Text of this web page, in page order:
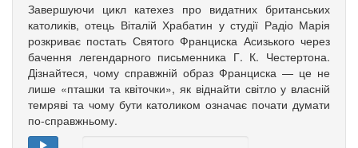
Завершуючи цикл катехез про видатних британських
католиків, отець Віталій Храбатин у студії Радіо Марія
розкриває постать Святого Франциска Асизького через
бачення легендарного письменника Г. К. Честертона.
Дізнайтеся, чому справжній образ Франциска — це не
лише «пташки та квіточки», як віднайти світло у власній
темряві та чому бути католиком означає почати думати
по-справжньому.